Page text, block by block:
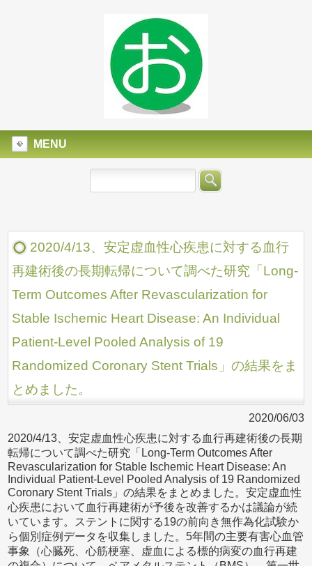
MENU
2020/4/13、安定虚血性心疾患に対する血行
再建術後の長期転帰について調べた研究「Long-
Term Outcomes After Revascularization for
Stable Ischemic Heart Disease: An Individual
Patient-Level Pooled Analysis of 19
Randomized Coronary Stent Trials」の結果をま
とめました。
2020/06/03
2020/4/13、安定虚血性心疾患に対する血行再建術後の長期
転帰について調べた研究「Long-Term Outcomes After
Revascularization for Stable Ischemic Heart Disease: An
Individual Patient-Level Pooled Analysis of 19 Randomized
Coronary Stent Trials」の結果をまとめました。安定虚血性
心疾患において血行再建術が予後を改善するかは議論が続
いています。ステントに関する19の前向き無作為化試験か
ら個別症例データを収集しました。5年間の主要有害心血管
事象（心臓死、心筋梗塞、虚血による標的病変の血行再建